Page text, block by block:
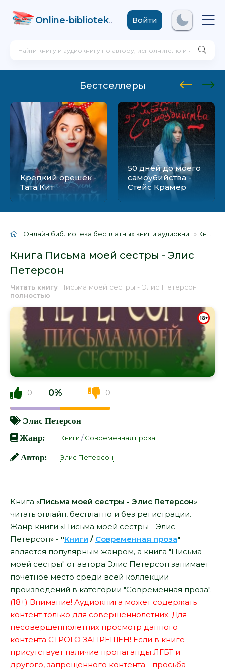
Online-biblioteka .comВойти
Бестселлеры
Крепкий орешек -
Тата Кит
50 дней до моего
самоубийства -
Стейс Крамер
Онлайн библиотека бесплатных книг и аудиокниг » Книги
Книга Письма моей сестры - Элис
Петерсон
Читать книгу Письма моей сестры - Элис Петерсон
полностью
0 0% 0
Элис Петерсон
Жанр:
Книги /Современная проза
Автор: Элис Петерсон
Книга «Письма моей сестры - Элис Петерсон»
читать онлайн, бесплатно и без регистрации.
Жанр книги «Письма моей сестры - Элис
Петерсон» - "Книги / Современная проза"
является популярным жанром, а книга "Письма
моей сестры" от автора Элис Петерсон занимает
почетное место среди всей коллекции
произведений в категории "Современная проза".
(18+) Внимание! Аудиокнига может содержать
контент только для совершеннолетних. Для
несовершеннолетних просмотр данного
контента СТРОГО ЗАПРЕЩЕН! Если в книге
присутствует наличие пропаганды ЛГБТ и
другого, запрещенного контента - просьба